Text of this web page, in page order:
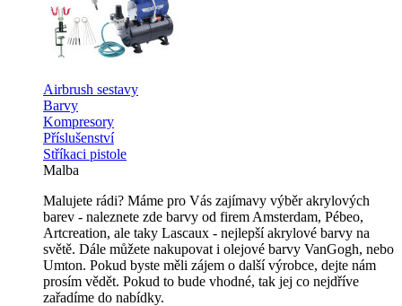
Airbrush sestavy
Barvy
Kompresory
Příslušenství
Stříkaci pistole
Malba
Malujete rádi? Máme pro Vás zajímavy výběr akrylových
barev - naleznete zde barvy od firem Amsterdam, Pébeo,
Artcreation, ale taky Lascaux - nejlepší akrylové barvy na
světě. Dále můžete nakupovat i olejové barvy VanGogh, nebo
Umton. Pokud byste měli zájem o další výrobce, dejte nám
prosím vědět. Pokud to bude vhodné, tak jej co nejdříve
zařadíme do nabídky.